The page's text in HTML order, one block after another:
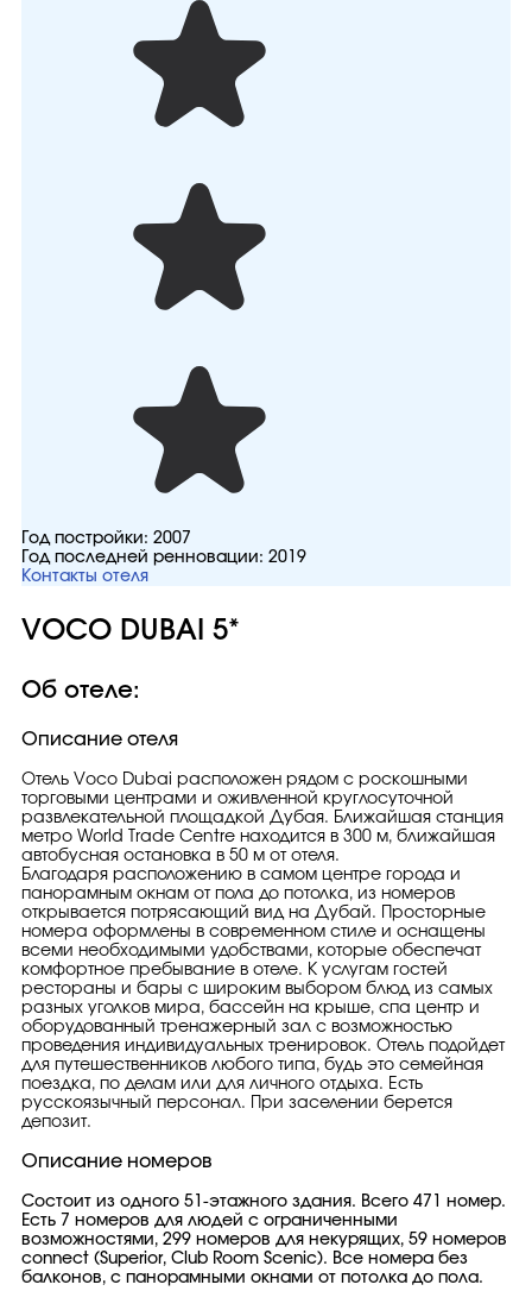
Год постройки: 2007
Год последней ренновации: 2019
Контакты отеля
VOCO DUBAI 5*
Об отеле:
Описание отеля
Отель Voco Dubai расположен рядом с роскошными
торговыми центрами и оживленной круглосуточной
развлекательной площадкой Дубая. Ближайшая станция
метро World Trade Centre находится в 300 м, ближайшая
автобусная остановка в 50 м от отеля.
Благодаря расположению в самом центре города и
панорамным окнам от пола до потолка, из номеров
открывается потрясающий вид на Дубай. Просторные
номера оформлены в современном стиле и оснащены
всеми необходимыми удобствами, которые обеспечат
комфортное пребывание в отеле. К услугам гостей
рестораны и бары с широким выбором блюд из самых
разных уголков мира, бассейн на крыше, спа центр и
оборудованный тренажерный зал с возможностью
проведения индивидуальных тренировок. Отель подойдет
для путешественников любого типа, будь это семейная
поездка, по делам или для личного отдыха. Есть
русскоязычный персонал. При заселении берется
депозит.
Описание номеров
Состоит из одного 51-этажного здания. Всего 471 номер.
Есть 7 номеров для людей с ограниченными
возможностями, 299 номеров для некурящих, 59 номеров
connect (Superior, Club Room Scenic). Все номера без
балконов, с панорамными окнами от потолка до пола.